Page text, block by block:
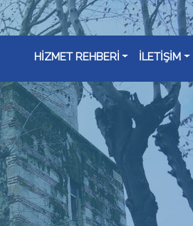
HİZMET REHBERİ İLETİŞİM